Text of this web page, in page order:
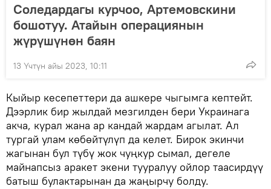
Соледардагы курчоо, Артемовскини
бошотуу. Атайын операциянын
жүрүшүнөн баян
13 Үчтүн айы 2023, 10:11
Кыйыр кесепеттери да ашкере чыгымга кептейт.
Дээрлик бир жылдай мезгилден бери Украинага
акча, курал жана ар кандай жардам агылат. Ал
тургай улам көбөйтүлүп да келет. Бирок экинчи
жагынан бул түбү жок чуңкур сымал, дегеле
майнапсыз аракет экени тууралуу ойлор таасирдүү
батыш булактарынан да жаңырчу болду.